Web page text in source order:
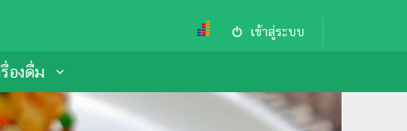
เข้าสู่ระบบ
องดื่ม